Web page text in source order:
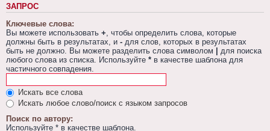
ЗАПРОС
Ключевые слова:
Вы можете использовать + , чтобы определить слова, которые
должны быть в результатах, и - для слов, которых в результатах
быть не должно. Вы можете разделить слова символом | для поиска
любого слова из списка. Используйте * в качестве шаблона для
частичного совпадения.
Искать все слова
Искать любое слово/поиск с языком запросов
Поиск по автору:
Используйте * в качестве шаблона.